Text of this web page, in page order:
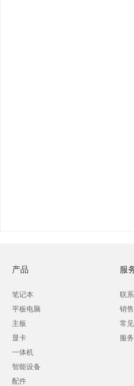
产品
笔记本
平板电脑
主板
显卡
一体机
智能设备
配件
服
联
销
常
服